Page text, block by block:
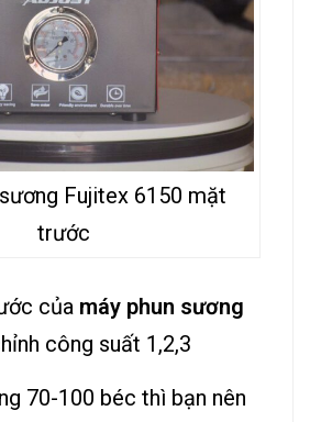
Fujitex 6150 mặt
trước
của máy phun sương
công suất 1,2,3
70-100 béc thì bạn nên